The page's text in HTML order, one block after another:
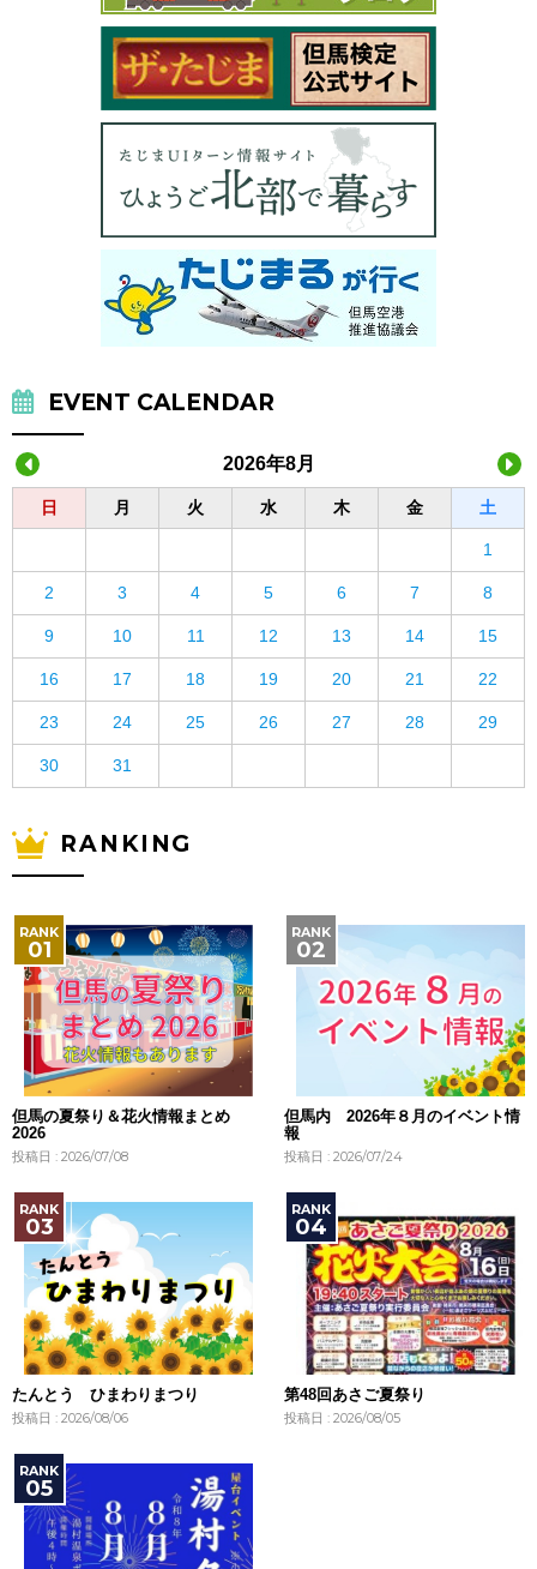
EVENT CALENDAR
2026年8月
日 月 火 水 木 金 土
1
2 3 4 5 6 7 8
9 10 11 12 13 14 15
16 17 18 19 20 21 22
23 24 25 26 27 28 29
30 31
RANKING
但馬の夏祭り＆花火情報まとめ
2026
投稿日 : 2026/07/08
但馬内 2026年８月のイベント情
報
投稿日 : 2026/07/24
たんとう ひまわりまつり
投稿日 : 2026/08/06
第48回あさご夏祭り
投稿日 : 2026/08/05